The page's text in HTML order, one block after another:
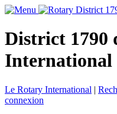
District 1790
International
Le Rotary International |
connexion